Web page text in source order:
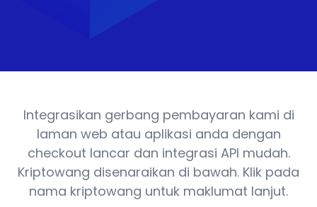
Integrasikan gerbang pembayaran kami di
laman web atau aplikasi anda dengan
checkout lancar dan integrasi API mudah.
Kriptowang disenaraikan di bawah. Klik pada
nama kriptowang untuk maklumat lanjut.